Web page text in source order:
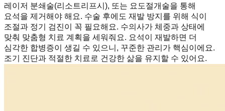
레이저 분쇄술(리소트리프시), 또는 요도절개술을 통해
요석을 제거해야 해요. 수술 후에도 재발 방지를 위해 식이
조절과 정기 검진이 꼭 필요해요. 수의사가 체중과 상태에
맞춰 맞춤형 치료 계획을 세워줘요. 요석이 재발하면 더
심각한 합병증이 생길 수 있으니, 꾸준한 관리가 핵심이에요.
조기 진단과 적절한 치료로 건강한 삶을 유지할 수 있어요.